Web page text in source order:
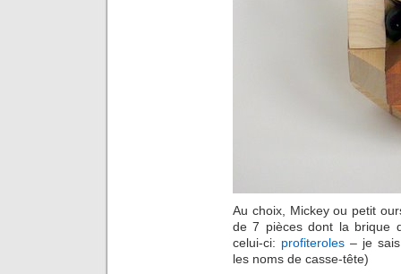
Au choix, Mickey ou petit
de 7 pièces dont la brique
celui-ci: profiteroles – je
les noms de casse-tête)